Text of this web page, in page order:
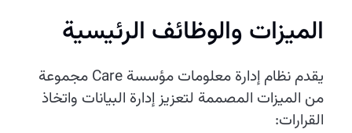
الميزات والوظائف الرئيسية
يقدم نظام إدارة معلومات مؤسسة Care مجموعة
من الميزات المصممة لتعزيز إدارة البيانات واتخاذ
القرارات: